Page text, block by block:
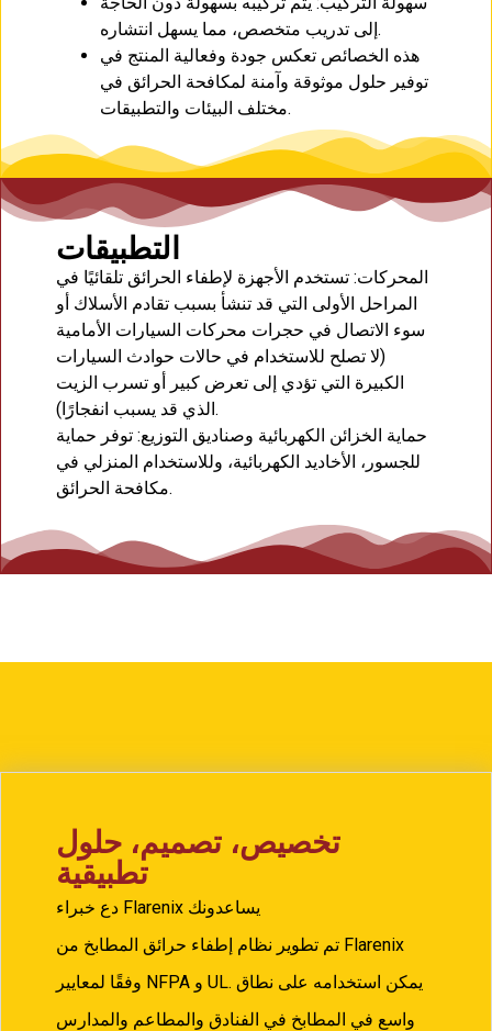
إلى تدريب متخصص، مما يسهل انتشاره.
هذه الخصائص تعكس جودة وفعالية المنتج في
توفير حلول موثوقة وآمنة لمكافحة الحرائق في
مختلف البيئات والتطبيقات.
التطبيقات
المحركات: تستخدم الأجهزة لإطفاء الحرائق تلقائيًا في
المراحل الأولى التي قد تنشأ بسبب تقادم الأسلاك أو
سوء الاتصال في حجرات محركات السيارات الأمامية
(لا تصلح للاستخدام في حالات حوادث السيارات
الكبيرة التي تؤدي إلى تعرض كبير أو تسرب الزيت
الذي قد يسبب انفجارًا).
حماية الخزائن الكهربائية وصناديق التوزيع: توفر حماية
للجسور، الأخاديد الكهربائية، وللاستخدام المنزلي في
مكافحة الحرائق.
تخصيص، تصميم، حلول
تطبيقية
دع خبراء Flarenix يساعدونك
تم تطوير نظام إطفاء حرائق المطابخ من Flarenix
وفقًا لمعايير NFPA و UL. يمكن استخدامه على نطاق
واسع في المطابخ في الفنادق والمطاعم والمدارس